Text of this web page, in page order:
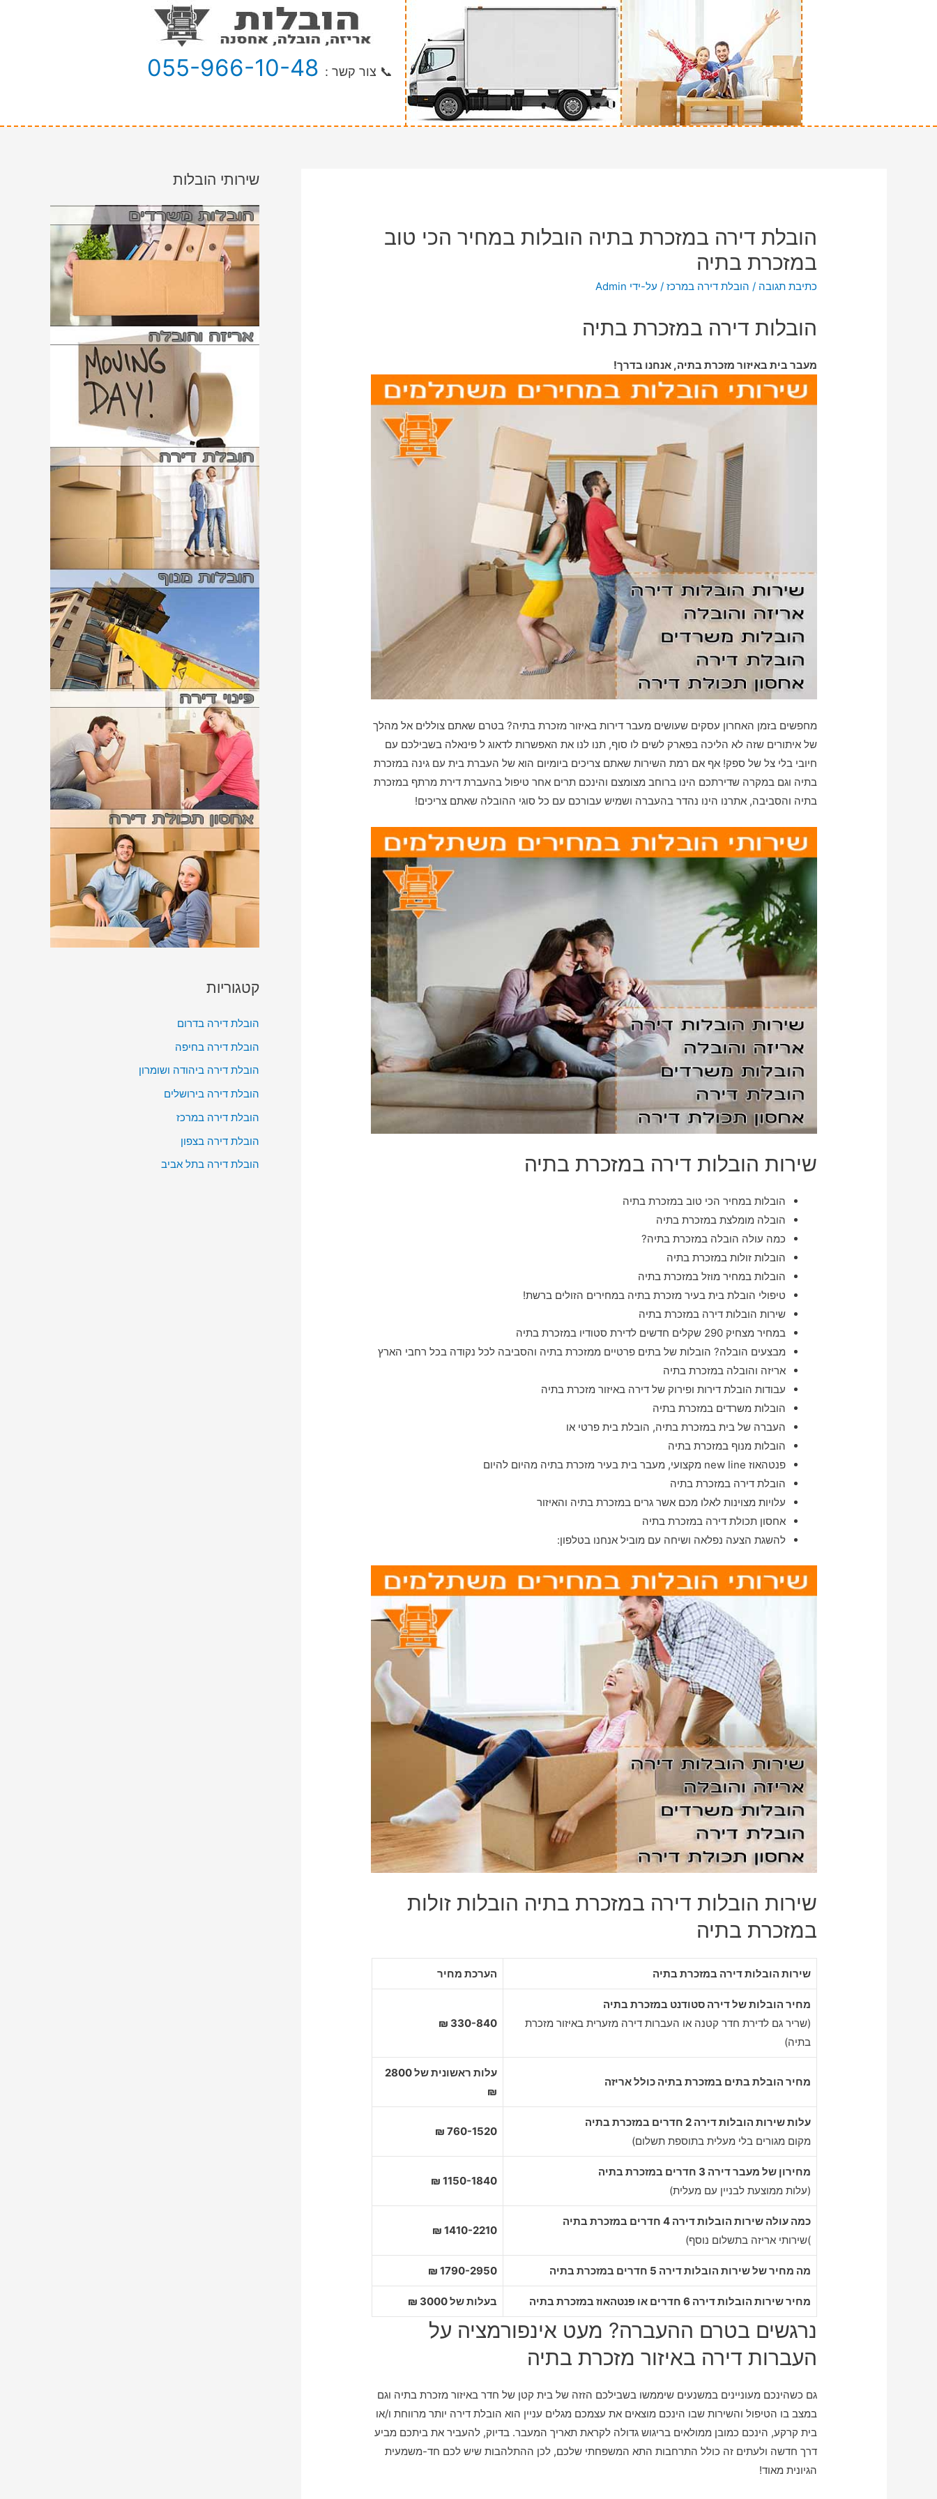
📞 צור קשר : 055-966-10-48
הובלת דירה במזכרת בתיה הובלות במחיר הכי טוב
במזכרת בתיה
כתיבת תגובה / הובלת דירה במרכז / על-ידי Admin
הובלות דירה במזכרת בתיה
מעבר בית באיזור מזכרת בתיה, אנחנו בדרך!
מחפשים בזמן האחרון עסקים שעושים מעבר דירות באיזור מזכרת בתיה? בטרם שאתם צוללים אל מהלך
של איתורים שזה לא הליכה בפארק לשים לו סוף, תנו לנו את האפשרות לדאוג ל פינאלה בשבילכם עם
חיובי בלי צל של ספק! אף אם רמת השירות שאתם צריכים ביומיום הוא של העברת בית עם גינה במזכרת
בתיה וגם במקרה שדירתכם הינו ברוחב מצומצם והינכם תרים אחר טיפול בהעברת דירת מרתף במזכרת
בתיה והסביבה, אתרנו הינו נהדר בהעברה ושמיש עבורכם עם כל סוגי ההובלה שאתם צריכים!
שירות הובלות דירה במזכרת בתיה
הובלות במחיר הכי טוב במזכרת בתיה
הובלה מומלצת במזכרת בתיה
כמה עולה הובלה במזכרת בתיה?
הובלות זולות במזכרת בתיה
הובלות במחיר מוזל במזכרת בתיה
טיפולי הובלת בית בעיר מזכרת בתיה במחירים הזולים ברשת!
שירות הובלות דירה במזכרת בתיה
במחיר מצחיק 290 שקלים חדשים לדירת סטודיו במזכרת בתיה
מבצעים הובלה? הובלות של בתים פרטיים ממזכרת בתיה והסביבה לכל נקודה בכל רחבי הארץ
אריזה והובלה במזכרת בתיה
עבודות הובלת דירות ופירוק של דירה באיזור מזכרת בתיה
הובלות משרדים במזכרת בתיה
העברה של בית במזכרת בתיה, הובלת בית פרטי או
הובלות מנוף במזכרת בתיה
פנטהאוז new line מקצועי, מעבר בית בעיר מזכרת בתיה מהיום להיום
הובלת דירה במזכרת בתיה
עלויות מצוינות לאלו מכם אשר גרים במזכרת בתיה והאיזור
אחסון תכולת דירה במזכרת בתיה
להשגת הצעה נפלאה ושיחה עם מוביל אנחנו בטלפון:
שירות הובלות דירה במזכרת בתיה הובלות זולות
במזכרת בתיה
שירות הובלות דירה במזכרת בתיה הערכת מחיר
מחיר הובלות של דירה סטודנט במזכרת בתיה
(שריר גם לדירת חדר קטנה או העברות דירה מזערית באיזור מזכרת
בתיה)
330-840 ₪
מחיר הובלת בתים במזכרת בתיה כולל אריזה
עלות ראשונית של 2800
₪
עלות שירות הובלות דירה 2 חדרים במזכרת בתיה
מקום מגורים בלי מעלית בתוספת תשלום)
760-1520 ₪
מחירון של מעבר דירה 3 חדרים במזכרת בתיה
(עלות ממוצעת לבניין עם מעלית)
1150-1840 ₪
כמה עולה שירות הובלות דירה 4 חדרים במזכרת בתיה
)שירותי אריזה בתשלום נוסף)
1410-2210 ₪
מה מחיר של שירות הובלות דירה 5 חדרים במזכרת בתיה 1790-2950 ₪
מחיר שירות הובלות דירה 6 חדרים או פנטהאוז במזכרת בתיה בעלות של 3000 ₪
נרגשים בטרם ההעברה? מעט אינפורמציה על
העברות דירה באיזור מזכרת בתיה
גם כשהינכם מעוניינים במשנעים שיממשו בשבילכם הזזה של בית קטן של חדר באיזור מזכרת בתיה וגם
במצב בו הטיפול והשירות שבו הינכם מוצאים את עצמכם מגלים עניין הוא הובלת דירה יותר מרווחת ו/או
בית קרקע, הינכם כמובן ממולאים בריגוש גדולה לקראת תאריך המעבר. בדיוק, להעביר את ביתכם מביע
דרך חדשה ולעתים זה כולל התרחבות התא המשפחתי שלכם, לכן ההתלהבות שיש לכם חד-משמעית
הגיונית מאוד!
שירותי הובלות
קטגוריות
הובלת דירה בדרום
הובלת דירה בחיפה
הובלת דירה ביהודה ושומרון
הובלת דירה בירושלים
הובלת דירה במרכז
הובלת דירה בצפון
הובלת דירה בתל אביב